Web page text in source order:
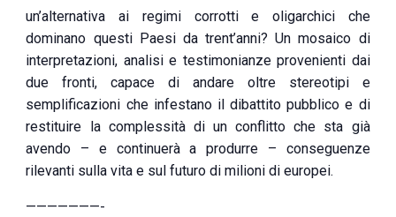
un’alternativa ai regimi corrotti e oligarchici che
dominano questi Paesi da trent’anni? Un mosaico di
interpretazioni, analisi e testimonianze provenienti dai
due fronti, capace di andare oltre stereotipi e
semplificazioni che infestano il dibattito pubblico e di
restituire la complessità di un conflitto che sta già
avendo – e continuerà a produrre – conseguenze
rilevanti sulla vita e sul futuro di milioni di europei.
———————-